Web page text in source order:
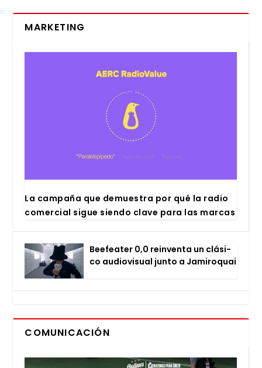
MARKETING
La cam­pa­ña que demues­tra por qué la radio
comer­cial sigue sien­do cla­ve para las mar­cas
Bee­fea­ter 0,0 rein­ven­ta un clá­si­
co audio­vi­sual jun­to a Jami­ro­quai
COMUNICACIÓN